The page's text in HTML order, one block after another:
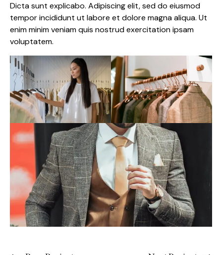
Dicta sunt explicabo. Adipiscing elit, sed do eiusmod
tempor incididunt ut labore et dolore magna aliqua. Ut
enim minim veniam quis nostrud exercitation ipsam
voluptatem.